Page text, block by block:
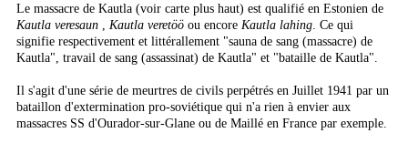
Le massacre de Kautla (voir carte plus haut) est qualifié en Estonien de
Kautla veresaun , Kautla veretöö ou encore Kautla lahing. Ce qui
signifie respectivement et littérallement "sauna de sang (massacre) de
Kautla", travail de sang (assassinat) de Kautla" et "bataille de Kautla".
Il s'agit d'une série de meurtres de civils perpétrés en Juillet 1941 par un
bataillon d'extermination pro-soviétique qui n'a rien à envier aux
massacres SS d'Ourador-sur-Glane ou de Maillé en France par exemple.